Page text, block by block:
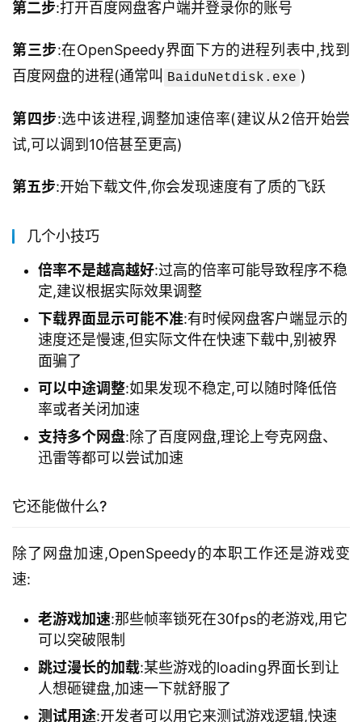
第二步:打开百度网盘客户端并登录你的账号
第三步:在OpenSpeedy界面下方的进程列表中,找到
百度网盘的进程(通常叫 BaiduNetdisk.exe )
第四步:选中该进程,调整加速倍率(建议从2倍开始尝
试,可以调到10倍甚至更高)
第五步:开始下载文件,你会发现速度有了质的飞跃
几个小技巧
倍率不是越高越好:过高的倍率可能导致程序不稳
定,建议根据实际效果调整
下载界面显示可能不准:有时候网盘客户端显示的
速度还是慢速,但实际文件在快速下载中,别被界
面骗了
可以中途调整:如果发现不稳定,可以随时降低倍
率或者关闭加速
支持多个网盘:除了百度网盘,理论上夸克网盘、
迅雷等都可以尝试加速
它还能做什么?
除了网盘加速,OpenSpeedy的本职工作还是游戏变
速:
老游戏加速:那些帧率锁死在30fps的老游戏,用它
可以突破限制
跳过漫长的加载:某些游戏的loading界面长到让
人想砸键盘,加速一下就舒服了
测试用途:开发者可以用它来测试游戏逻辑,快速